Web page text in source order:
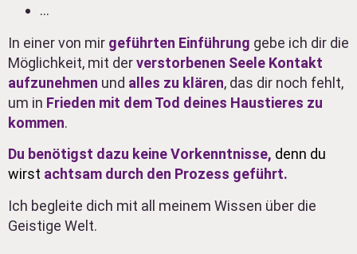
…
In einer von mir geführten Einführung gebe ich dir die
Möglichkeit, mit derverstorbenen Seele Kontakt
aufzunehmen und alles zu klären, das dir noch fehlt,
um in Frieden mit dem Tod deines Haustieres zu
kommen.
Du benötigst dazu keine Vorkenntnisse, denn du
wirst achtsam durch den Prozess geführt.
Ich begleite dich mit all meinem Wissen über die
Geistige Welt.